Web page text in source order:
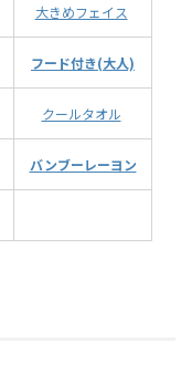
大きめフェイス
フード付き(大人)
クールタオル
バンブーレーヨン